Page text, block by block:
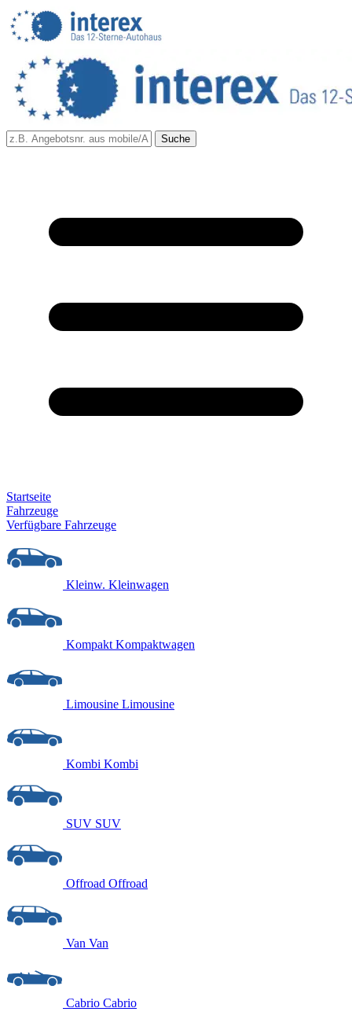
Suche
Startseite
Fahrzeuge
Verfügbare Fahrzeuge
Kleinw. Kleinwagen
Kompakt Kompaktwagen
Limousine Limousine
Kombi Kombi
SUV SUV
Offroad Offroad
Van Van
Cabrio Cabrio